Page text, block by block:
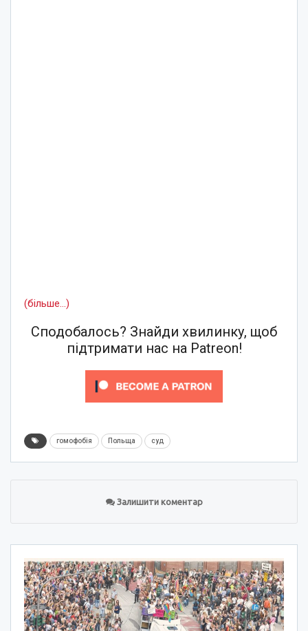
(більше…)
Сподобалось? Знайди хвилинку, щоб
підтримати нас на Patreon!
гомофобія Польща суд
Залишити коментар